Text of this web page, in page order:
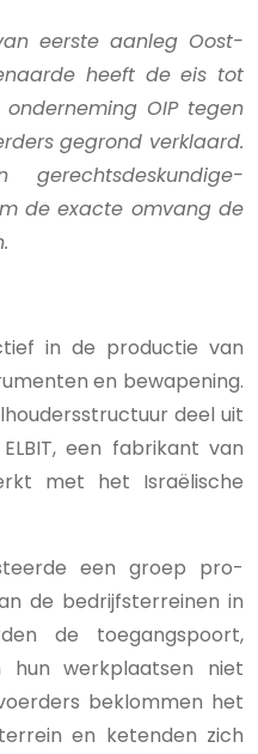
eerste aanleg Oost-
heeft de eis tot
OIP tegen
gegrond verklaard.
de exacte omvang de
in de productie van
en bewapening.
deel uit
een fabrikant van
met het Israëlische
een groep pro-
de bedrijfsterreinen in
de toegangspoort,
hun werkplaatsen niet
beklommen het
en ketenden zich